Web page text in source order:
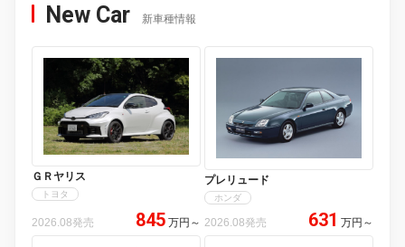
New Car 新車種情報
ＧＲヤリス
トヨタ
2026.08発売 845 万円 ～
プレリュード
ホンダ
2026.08発売 631 万円 ～